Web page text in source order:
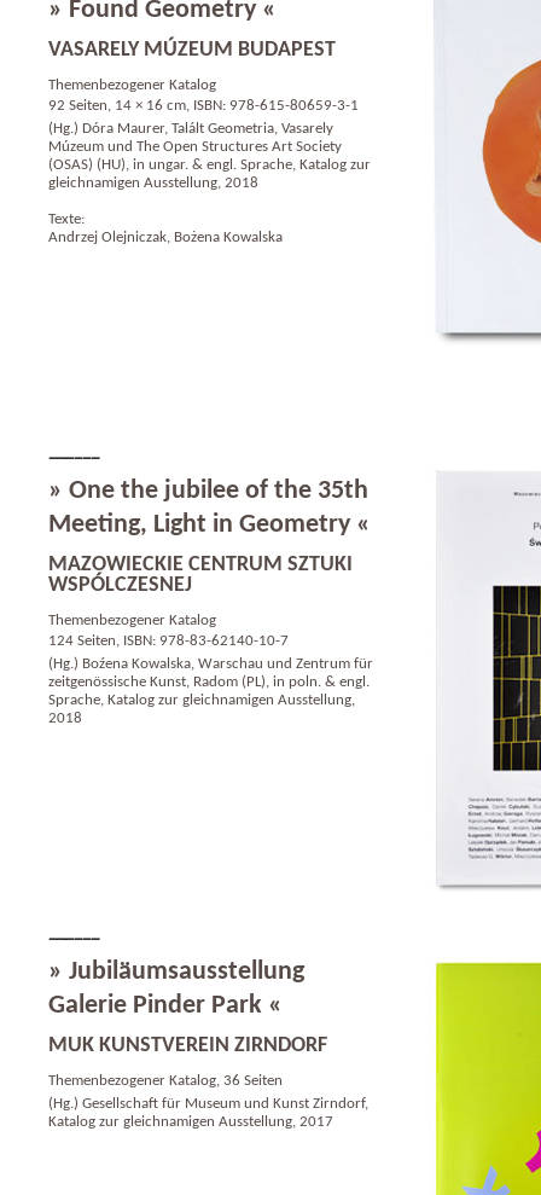
» Found Geometry «
VASARELY MÚZEUM BUDAPEST
Themenbezogener Katalog
92 Seiten, 14 × 16 cm, ISBN: 978-615-80659-3-1
(Hg.) Dóra Maurer, Talált Geometria, Vasarely
Múzeum und The Open Structures Art Society
(OSAS) (HU), in ungar. & engl. Sprache, Katalog zur
gleichnamigen Ausstellung, 2018
Texte:
Andrzej Olejniczak, Bożena Kowalska
» One the jubilee of the 35th
Meeting, Light in Geometry «
MAZOWIECKIE CENTRUM SZTUKI
WSPÓLCZESNEJ
Themenbezogener Katalog
124 Seiten, ISBN: 978-83-62140-10-7
(Hg.) Boźena Kowalska, Warschau und Zentrum für
zeitgenössische Kunst, Radom (PL), in poln. & engl.
Sprache, Katalog zur gleichnamigen Ausstellung,
2018
» Jubiläumsausstellung
Galerie Pinder Park «
MUK KUNSTVEREIN ZIRNDORF
Themenbezogener Katalog, 36 Seiten
(Hg.) Gesellschaft für Museum und Kunst Zirndorf,
Katalog zur gleichnamigen Ausstellung, 2017